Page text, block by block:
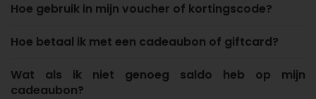
Hoe gebruik in mijn voucher of kortingscode?
Hoe betaal ik met een cadeaubon of giftcard?
Wat als ik niet genoeg saldo heb op mijn
cadeaubon?